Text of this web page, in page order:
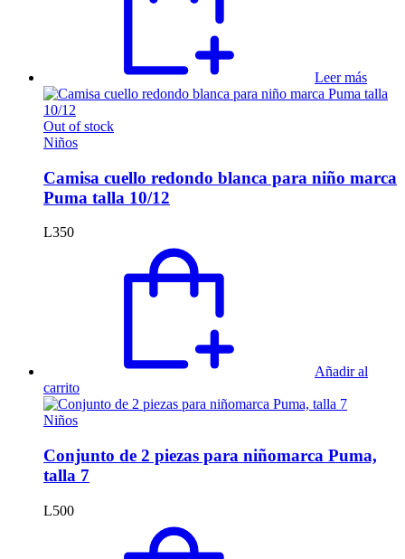
producto
Leer más
Out of stock
Niños
Camisa cuello redondo blanca para niño marca
Puma talla 10/12
L350
Añadir al
carrito
Niños
Conjunto de 2 piezas para niñomarca Puma,
talla 7
L500